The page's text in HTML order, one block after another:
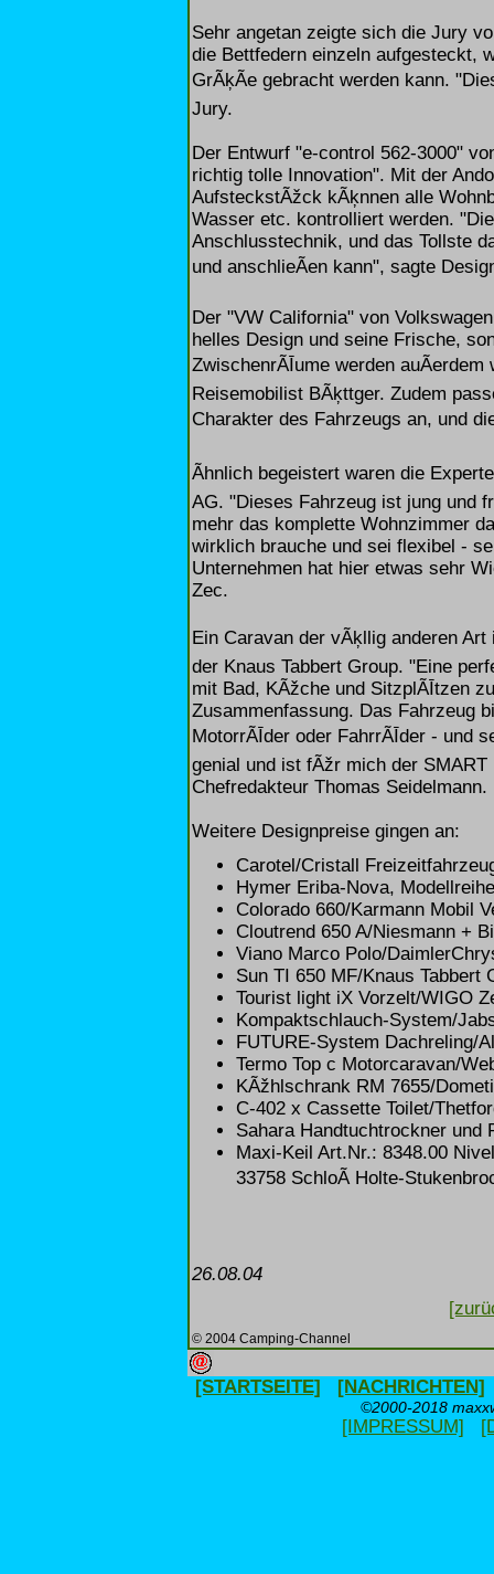
Sehr angetan zeigte sich die Jury
die Bettfedern einzeln aufgesteckt,
GrÃķÃe gebracht werden kann.
Jury.
Der Entwurf "e-control 562-3000"
richtig tolle Innovation". Mit der
AufsteckstÃžck kÃķnnen alle
Wasser etc. kontrolliert werden.
Anschlusstechnik, und das Tollste
und anschlieÃen kann", sagte
Der "VW California" von
helles Design und seine Frische,
ZwischenrÃĪume werden
Reisemobilist BÃķttger. Zudem
Charakter des Fahrzeugs an, und
Ãhnlich begeistert waren die
AG. "Dieses Fahrzeug ist jung und
mehr das komplette Wohnzimmer
wirklich brauche und sei flexibel -
Unternehmen hat hier etwas sehr
Zec.
Ein Caravan der vÃķllig anderen Art
der Knaus Tabbert Group. "Eine
mit Bad, KÃžche und SitzplÃĪtzen
Zusammenfassung. Das Fahrzeug
MotorrÃĪder oder FahrrÃĪder - und
genial und ist fÃžr mich der
Chefredakteur Thomas Seidelmann.
Weitere Designpreise gingen an:
Carotel/Cristall
Hymer Eriba-Nova,
Colorado 660/Karmann Mobil
Cloutrend 650 A/Niesmann +
Viano Marco Polo/
Sun TI 650 MF/Knaus Tabbert
Tourist light iX Vorzelt/WIGO
Kompaktschlauch-System/
FUTURE-System Dachreling/
Termo Top c Motorcaravan/
KÃžhlschrank RM 7655/
C-402 x Cassette Toilet/
Sahara Handtuchtrockner und
Maxi-Keil Art.Nr.: 8348.00
33758 SchloÃ Holte-
26.08.04
© 2004 Camping-Channel
[STARTSEITE] [NACHRICHTEN]
©2000-2018
[IMPRESSUM]